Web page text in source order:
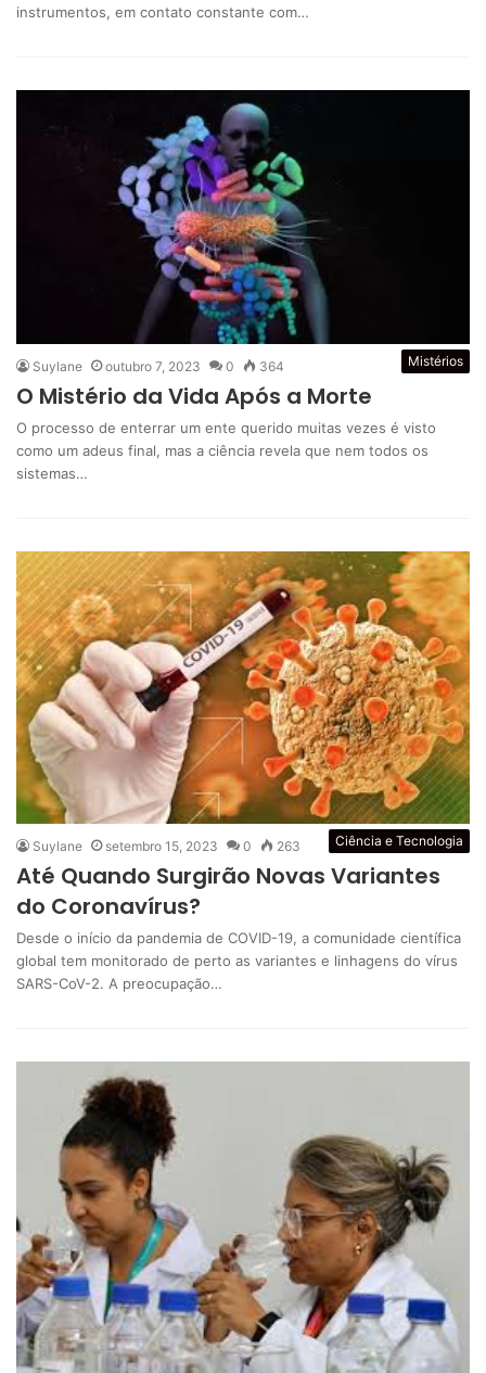
instrumentos, em contato constante com…
Mistérios
Suylane outubro 7, 2023 0 364
O Mistério da Vida Após a Morte
O processo de enterrar um ente querido muitas vezes é visto
como um adeus final, mas a ciência revela que nem todos os
sistemas…
Ciência e Tecnologia
Suylane setembro 15, 2023 0 263
Até Quando Surgirão Novas Variantes
do Coronavírus?
Desde o início da pandemia de COVID-19, a comunidade científica
global tem monitorado de perto as variantes e linhagens do vírus
SARS-CoV-2. A preocupação…